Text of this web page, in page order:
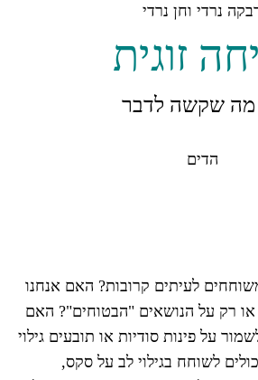
נרדי וחן נרדי
זוגית
מה שקשה לדבר
הדים
לעיתים קרובות? האם אנחנו
רק על הנושאים "הבטוחים"? האם
על פינות סודיות או תובעים גילוי
לשוחח בגילוי לב על סקס,